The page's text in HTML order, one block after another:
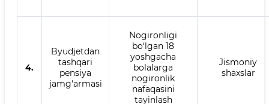
4.
Byudjetdan
tashqari
pensiya
jamg‘armasi
Nogironligi
bo‘lgan 18
yoshgacha
bolalarga
nogironlik
nafaqasini
tayinlash
Jismoniy
shaxslar